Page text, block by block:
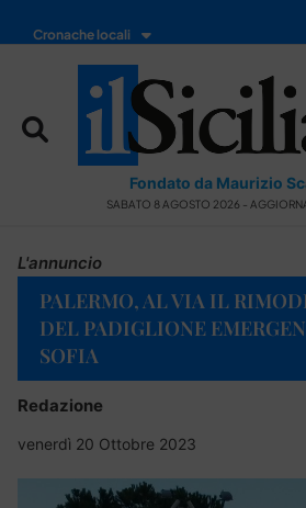
Cronache locali
Fondato da Maurizio
SABATO 8 AGOSTO 2026 -
L'annuncio
PALERMO, AL VIA IL
DEL PADIGLIONE
SOFIA
Redazione
venerdì 20 Ottobre 2023